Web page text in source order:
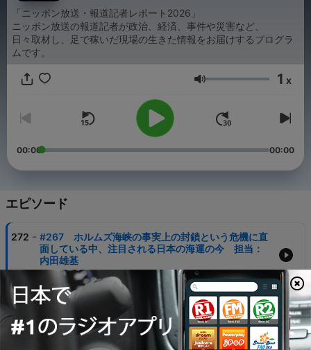
「ニッポン放送・報道記者レポート2026」
ニッポン放送の報道記者が政治、経済、事件や災害など、
日々取材し、足で稼いだ現場の生きた情報をお届けするプログラ
ムです。
音量 1 x
00:00 00:00
エピソード
272 - #267 ホルムズ海峡の事実上の封鎖という危機に直
面している中、注目される日本の海運の今 担当：
内田雄基
26 3月 2026
271 - #266 女子ゴルフのプロテストに一発合格した現役
女子高生, 田村萌来美プロ 担当：藤原高峰
19 3月 2026